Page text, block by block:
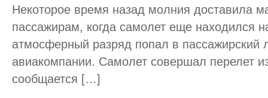
Некоторое время назад молния доставила
пассажирам, когда самолет еще находился
атмосферный разряд попал в пассажирский
авиакомпании. Самолет совершал перелет
сообщается […]